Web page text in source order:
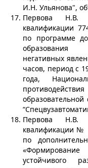
И.Н. Ульянова",
Первова Н.В.
квалификации
по программе
образования
негативных
часов, период с
года,
Первова Н.В.
квалификации №
по
устойчивого